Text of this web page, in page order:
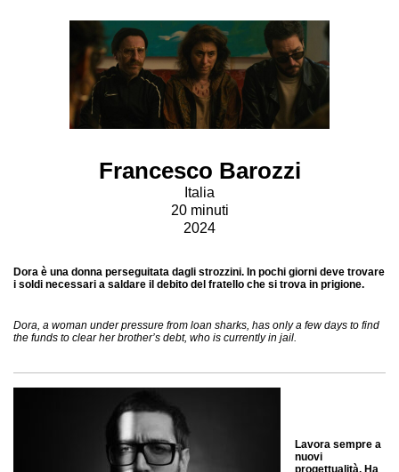
Francesco Barozzi
Italia
20 minuti
2024
Dora è una donna perseguitata dagli strozzini. In pochi giorni deve trovare
i soldi necessari a saldare il debito del fratello che si trova in prigione.
Dora, a woman under pressure from loan sharks, has only a few days to find
the funds to clear her brother’s debt, who is currently in jail.
Lavora sempre a
nuovi
progettualità. Ha